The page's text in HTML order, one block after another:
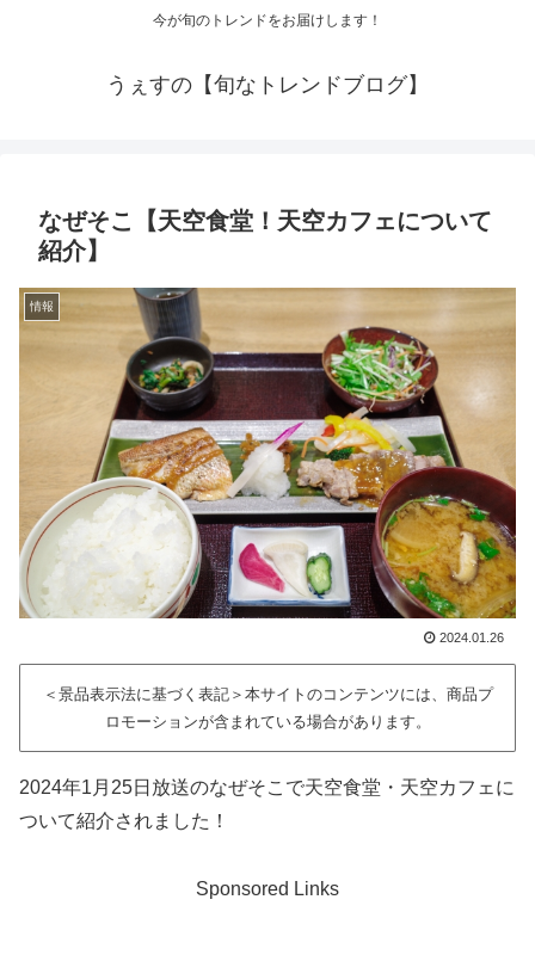
今が旬のトレンドをお届けします！
うぇすの【旬なトレンドブログ】
なぜそこ【天空食堂！天空カフェについて
紹介】
情報
2024.01.26
＜景品表示法に基づく表記＞本サイトのコンテンツには、商品プ
ロモーションが含まれている場合があります。
2024年1月25日放送のなぜそこで天空食堂・天空カフェに
ついて紹介されました！
Sponsored Links